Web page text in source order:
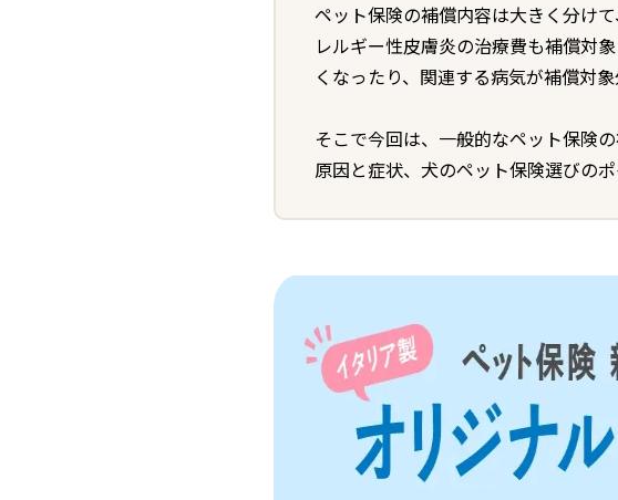
ペット保険の補償内容は大きく分け
レルギー性皮膚炎の治療費も補償対
くなったり、関連する病気が補償対
そこで今回は、一般的なペット保険
原因と症状、犬のペット保険選びのポ